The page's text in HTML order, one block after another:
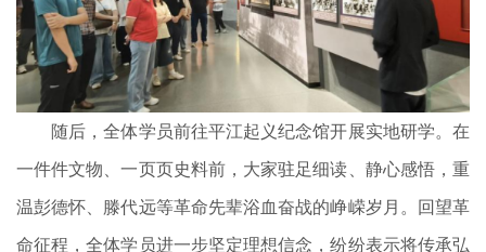
随后，全体学员前往平江起义纪念馆开展实地研学。在
一件件文物、一页页史料前，大家驻足细读、静心感悟，重
温彭德怀、滕代远等革命先辈浴血奋战的峥嵘岁月。回望革
命征程，全体学员进一步坚定理想信念，纷纷表示将传承弘